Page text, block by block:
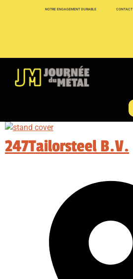
NOTRE ENGAGEMENT DURABLE CONTACT
247Tailorsteel B.V.